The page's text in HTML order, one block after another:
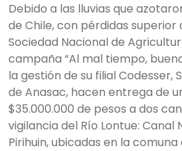
Debido a las lluvias que
de Chile, con pérdidas superior
Sociedad Nacional de
campaña “Al mal tiempo,
la gestión de su filial Codesser,
de Anasac, hacen entrega de
$35.000.000 de pesos a dos
vigilancia del Río Lontue: Canal
Pirihuin, ubicadas en la comuna